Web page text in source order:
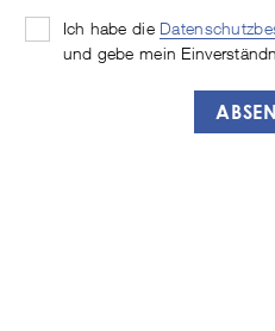
Ich habe die
und gebe mein